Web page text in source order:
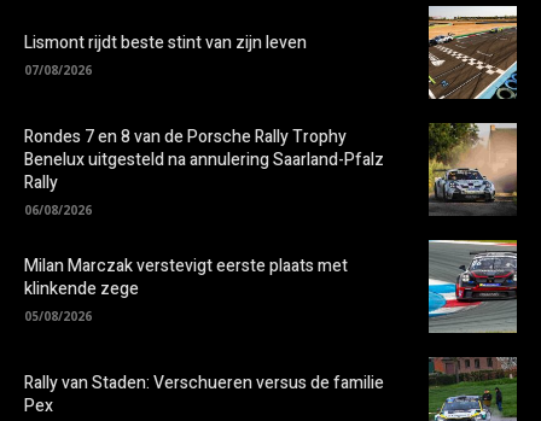
Lismont rijdt beste stint van zijn leven
07/08/2026
Rondes 7 en 8 van de Porsche Rally Trophy
Benelux uitgesteld na annulering Saarland-Pfalz
Rally
06/08/2026
Milan Marczak verstevigt eerste plaats met
klinkende zege
05/08/2026
Rally van Staden: Verschueren versus de familie
Pex